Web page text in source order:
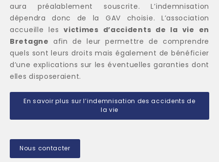
aura préalablement souscrite. L’indemnisation
dépendra donc de la GAV choisie. L’association
accueille lesvictimes d’accidents de la vie en
Bretagne afin de leur permettre de comprendre
quels sont leurs droits mais également de bénéficier
d’une explications sur les éventuelles garanties dont
elles disposeraient.
En savoir plus sur l’indemnisation des accidents de
la vie
Nous contacter